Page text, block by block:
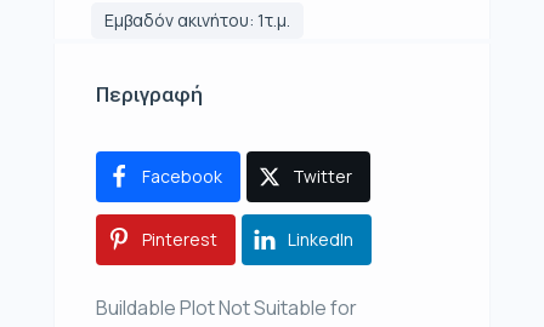
Εμβαδόν ακινήτου: 1τ.μ.
Περιγραφή
Facebook Twitter
Pinterest LinkedIn
Buildable Plot Not Suitable for